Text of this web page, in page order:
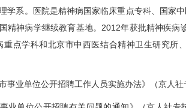
学系。医院是精神病国家临床重点专科、国家
精神病学继续教育基地。2012年获批精神疾
重点学科和北京市中西医结合精神卫生研究所
事业单位公开招聘工作人员实施办法》（京人